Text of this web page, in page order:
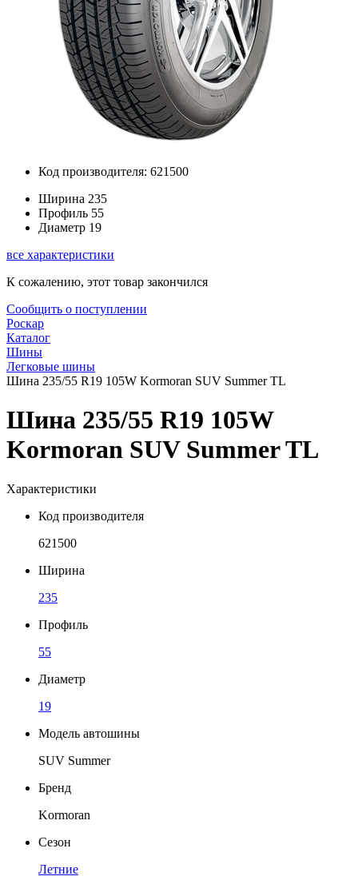
Код производителя: 621500
Ширина 235
Профиль 55
Диаметр 19
все характеристики
К сожалению, этот товар закончился
Сообщить о поступлении
Роскар
Каталог
Шины
Легковые шины
Шина 235/55 R19 105W Kormoran SUV Summer TL
Шина 235/55 R19 105W
Kormoran SUV Summer TL
Характеристики
Код производителя
621500
Ширина
235
Профиль
55
Диаметр
19
Модель автошины
SUV Summer
Бренд
Kormoran
Сезон
Летние